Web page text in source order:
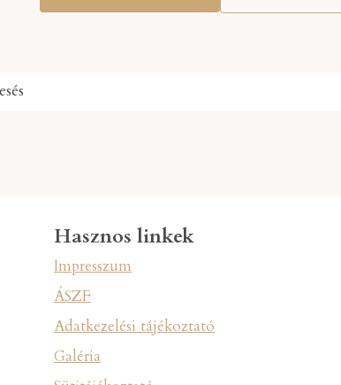
Hasznos linkek
Impresszum
ÁSZF
Adatkezelési tájékoztató
Galéria